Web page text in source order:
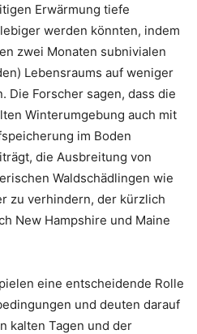
Erwärmung tiefe
werden könnten, indem
zwei Monaten subnivialen
Lebensraums auf weniger
Die Forscher sagen, dass die
Winterumgebung auch mit
im Boden
die Ausbreitung von
Waldschädlingen wie
zu verhindern, der kürzlich
New Hampshire und Maine
eine entscheidende Rolle
und deuten darauf
kalten Tagen und der